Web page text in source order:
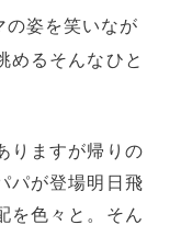
の姿を笑いなが
めるそんなひと
りますが帰りの
パが登場明日飛
を色々と。そん